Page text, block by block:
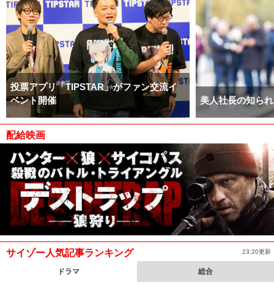
投票アプリ「TIPSTAR」がファン交流イ
ベント開催
美人社長の知ら
配給映画
サイゾー人気記事ランキング 23:20更新
ドラマ 総合